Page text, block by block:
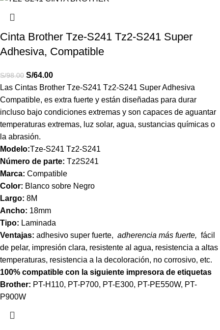
Cinta Brother Tze-S241 Tz2-S241 Super
Adhesiva, Compatible
S/98.00 S/64.00
Las Cintas Brother Tze-S241 Tz2-S241 Super Adhesiva
Compatible, es extra fuerte y están diseñadas para durar
incluso bajo condiciones extremas y son capaces de aguantar
temperaturas extremas, luz solar, agua, sustancias químicas o
la abrasión.
Modelo:Tze-S241 Tz2-S241
Número de parte: Tz2S241
Marca: Compatible
Color: Blanco sobre Negro
Largo: 8M
Ancho: 18mm
Tipo: Laminada
Ventajas: adhesivo super fuerte, adherencia más fuerte, fácil
de pelar, impresión clara, resistente al agua, resistencia a altas
temperaturas, resistencia a la decoloración, no corrosivo, etc.
100% compatible con la siguiente impresora de etiquetas
Brother: PT-H110, PT-P700, PT-E300, PT-PE550W, PT-
P900W